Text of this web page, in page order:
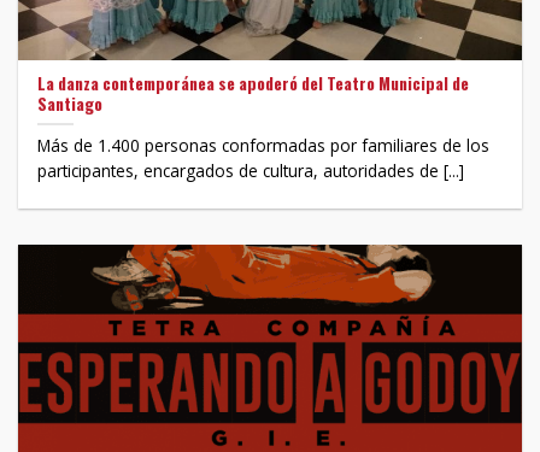
La danza contemporánea se apoderó del Teatro Municipal de
Santiago
Más de 1.400 personas conformadas por familiares de los
participantes, encargados de cultura, autoridades de [...]